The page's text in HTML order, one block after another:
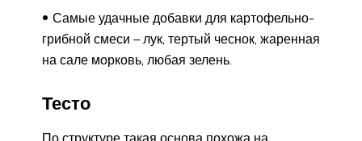
Самые удачные добавки для картофельно-
грибной смеси – лук, тертый чеснок, жаренная
на сале морковь, любая зелень.
Тесто­